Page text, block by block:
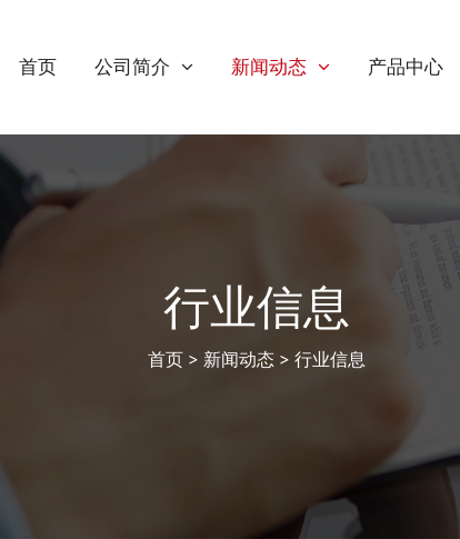
首页 公司简介 新闻动态 产品中心
行业信息
首页 > 新闻动态 > 行业信息